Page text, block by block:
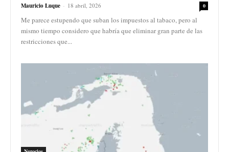
Mauricio Luque - 18 abril, 2026 0
Me parece estupendo que suban los impuestos al tabaco, pero al
mismo tiempo considero que habría que eliminar gran parte de las
restricciones que...